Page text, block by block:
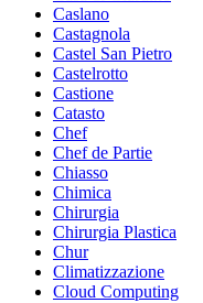
Caslano
Castagnola
Castel San Pietro
Castelrotto
Castione
Catasto
Chef
Chef de Partie
Chiasso
Chimica
Chirurgia
Chirurgia Plastica
Chur
Climatizzazione
Cloud Computing